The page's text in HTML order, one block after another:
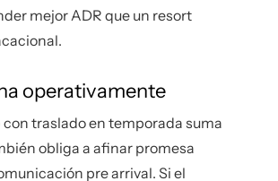
mejor ADR que un resort
operativamente
con traslado en temporada suma
obliga a afinar promesa
pre arrival. Si el